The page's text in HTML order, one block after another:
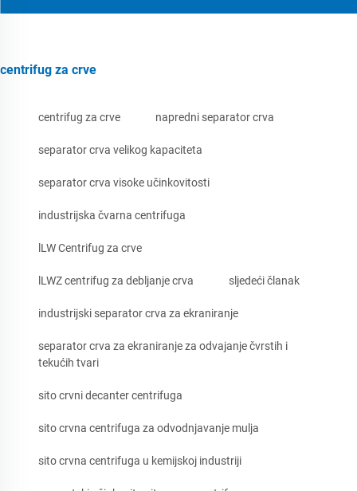
centrifug za crve
centrifug za crve napredni separator crva
separator crva velikog kapaciteta
separator crva visoke učinkovitosti
industrijska čvarna centrifuga
lLW Centrifug za crve
lLWZ centrifug za debljanje crva sljedeći članak
industrijski separator crva za ekraniranje
separator crva za ekraniranje za odvajanje čvrstih i
tekućih tvari
sito crvni decanter centrifuga
sito crvna centrifuga za odvodnjavanje mulja
sito crvna centrifuga u kemijskoj industriji